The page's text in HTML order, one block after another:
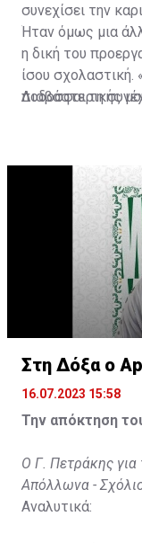
συνεχίσει την
Ήταν όμως μια
η δική του
ίσου σχολαστική.
ποδοσφαιρικής
Διαβάστε τη
Στη Δόξα ο
16.07.2023 15:58
Την απόκτηση
Ο Γ. Πετράκης για
Απόλλωνα -
Αναλυτικά: